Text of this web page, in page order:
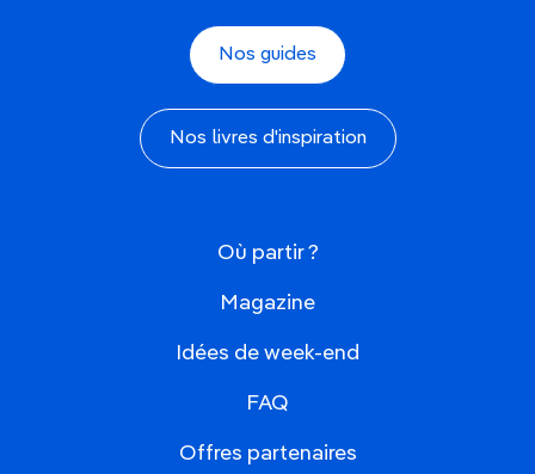
Nos guides
Nos livres d'inspiration
Où partir ?
Magazine
Idées de week-end
FAQ
Offres partenaires